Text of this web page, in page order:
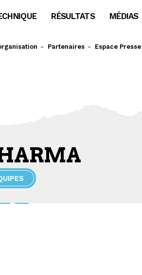
RÉSULTATS MÉDIAS
Partenaires Espace Presse